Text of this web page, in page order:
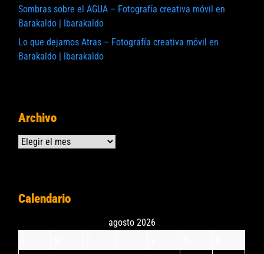
Sombras sobre el AGUA – Fotografía creativa móvil en
Barakaldo | Ibarakaldo
Lo que dejamos Atras – Fotografía creativa móvil en
Barakaldo | Ibarakaldo
Archivo
Archivos
Calendario
agosto 2026